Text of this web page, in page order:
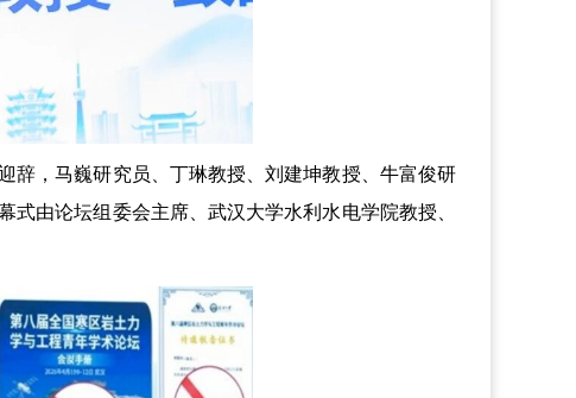
，马巍研究员、丁琳教授、刘建坤教授、牛富俊研
由论坛组委会主席、武汉大学水利水电学院教授、